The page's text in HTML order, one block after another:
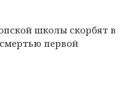
школы скорбят в
первой